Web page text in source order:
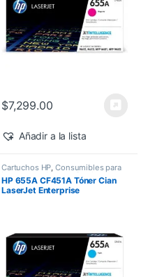
$7,299.00
Añadir a la lista
Cartuchos HP,Consumibles para
Impresoras,Nuevos Productos
Sobre Pedido,Toner Original
HP 655A CF451A Tóner Cian
LaserJet Enterprise